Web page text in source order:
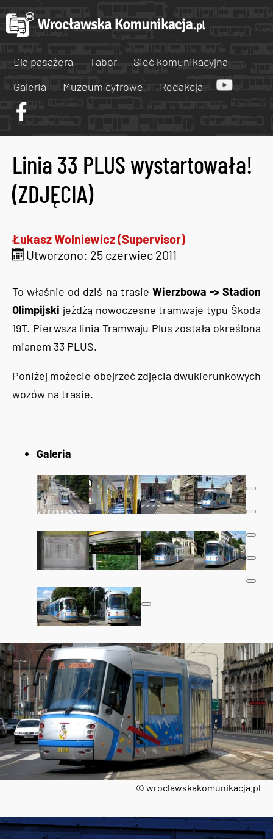
Dla pasażera Tabor
Sieć komunikacyjna
Galeria
Muzeum cyfrowe Redakcja
Linia 33 PLUS wystartowała!
(ZDJĘCIA)
Łukasz Wolniewicz (Supervisor)
Utworzono: 25 czerwiec 2011
© wroclawskakomunikacja.pl
To właśnie od dziś na trasie Wierzbowa -> Stadion
Olimpijski jeżdżą nowoczesne tramwaje typu Škoda
19T. Pierwsza linia Tramwaju Plus została określona
mianem 33 PLUS.
Poniżej możecie obejrzeć zdjęcia dwukierunkowych
wozów na trasie.
Galeria